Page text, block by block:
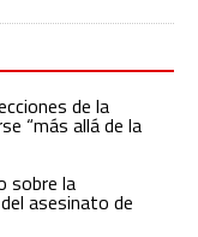
de la
“más allá de la
sobre la
asesinato de